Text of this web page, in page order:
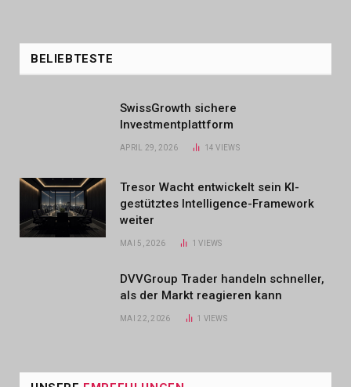
BELIEBTESTE
SwissGrowth sichere
Investmentplattform
APRIL 29, 2026 14 VIEWS
Tresor Wacht entwickelt sein KI-
gestütztes Intelligence-Framework
weiter
MAI 5, 2026 1 VIEWS
DVVGroup Trader handeln schneller,
als der Markt reagieren kann
MAI 22, 2026 1 VIEWS